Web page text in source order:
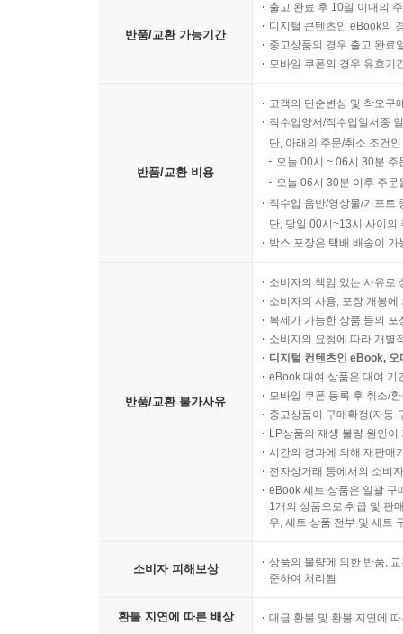
반품/교환 가능기간
출고 완료 후 10일 이내의
디지털 콘텐츠인 eBook의
중고상품의 경우 출고 완료
모바일 쿠폰의 경우 유효기
반품/교환 비용
고객의 단순변심 및 착오구
직수입양서/직수입일서중
단, 아래의 주문/취소 조건
오늘 00시 ~ 06시 30분
오늘 06시 30분 이후 주
직수입 음반/영상물/기프트
단, 당일 00시~13시 사이의
박스 포장은 택배 배송이
반품/교환 불가사유
소비자의 책임 있는 사유로
소비자의 사용, 포장 개봉
복제가 가능한 상품 등의
소비자의 요청에 따라 개별
디지털 컨텐츠인 eBook,
eBook 대여 상품은 대여 기
모바일 쿠폰 등록 후 취소/
중고상품이 구매확정(자동
LP상품의 재생 불량 원인
시간의 경과에 의해 재판매
전자상거래 등에서의 소비
eBook 세트 상품은 일괄 구
1개의 상품으로 취급 및 판
우, 세트 상품 전부 및 세트
소비자 피해보상
상품의 불량에 의한 반품,
준하여 처리됨
환불 지연에 따른 배상 대금 환불 및 환불 지연에